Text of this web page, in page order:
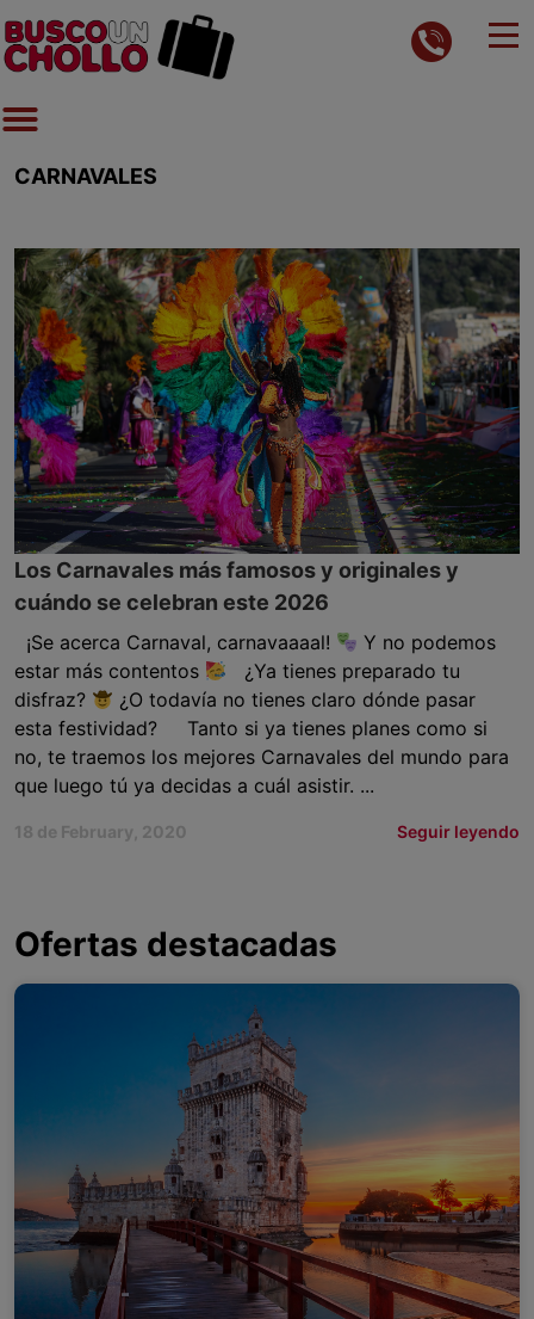
CARNAVALES
Los Carnavales más famosos y originales y
cuándo se celebran este 2026
¡Se acerca Carnaval, carnavaaaal!
Y no podemos
estar más contentos
¿Ya tienes preparado tu
disfraz?
¿O todavía no tienes claro dónde pasar
esta festividad? Tanto si ya tienes planes como si
no, te traemos los mejores Carnavales del mundo para
que luego tú ya decidas a cuál asistir. ...
18 de February, 2020 Seguir leyendo
Ofertas destacadas